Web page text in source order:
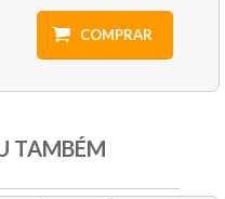
COMPRAR
TAMBÉM